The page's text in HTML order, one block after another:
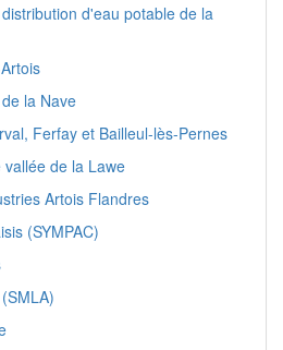
d'eau potable de la
la Nave
Ferfay et Bailleul-lès-Pernes
de la Lawe
Artois Flandres
(SYMPAC)